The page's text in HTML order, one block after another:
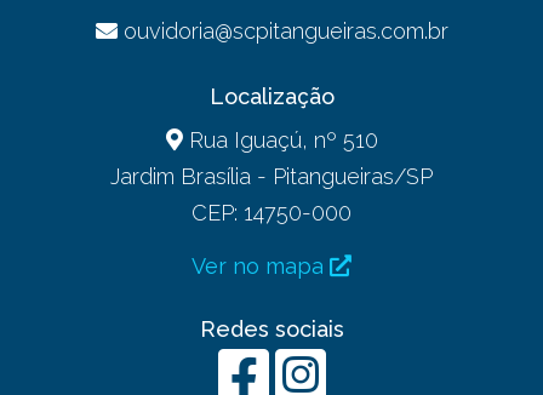
ouvidoria@scpitangueiras.com.br
Localização
Rua Iguaçú, nº 510
Jardim Brasília - Pitangueiras/SP
CEP: 14750-000
Ver no mapa
Redes sociais